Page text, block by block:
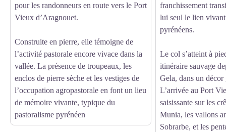
pour les randonneurs en route vers le Port
Vieux d’Aragnouet.
Construite en pierre, elle témoigne de
l’activité pastorale encore vivace dans la
vallée. La présence de troupeaux, les
enclos de pierre sèche et les vestiges de
l’occupation agropastorale en font un lieu
de mémoire vivante, typique du
pastoralisme pyrénéen
franchissement
lui seul le lien vivant
pyrénéens.
Le col s’atteint à
itinéraire sauvage
Gela, dans un
L’arrivée au Port
saisissante sur les
Munia, les vallons
Sobrarbe, et les